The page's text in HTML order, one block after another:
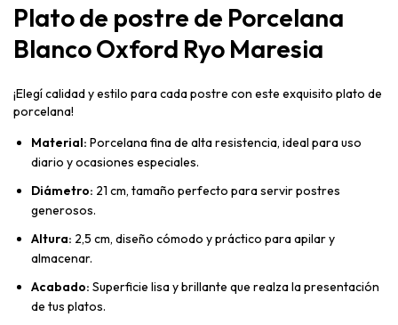
Plato de postre de Porcelana
Blanco Oxford Ryo Maresia
¡Elegí calidad y estilo para cada postre con este exquisito plato de
porcelana!
Material: Porcelana fina de alta resistencia, ideal para uso
diario y ocasiones especiales.
Diámetro: 21 cm, tamaño perfecto para servir postres
generosos.
Altura: 2,5 cm, diseño cómodo y práctico para apilar y
almacenar.
Acabado: Superficie lisa y brillante que realza la presentación
de tus platos.